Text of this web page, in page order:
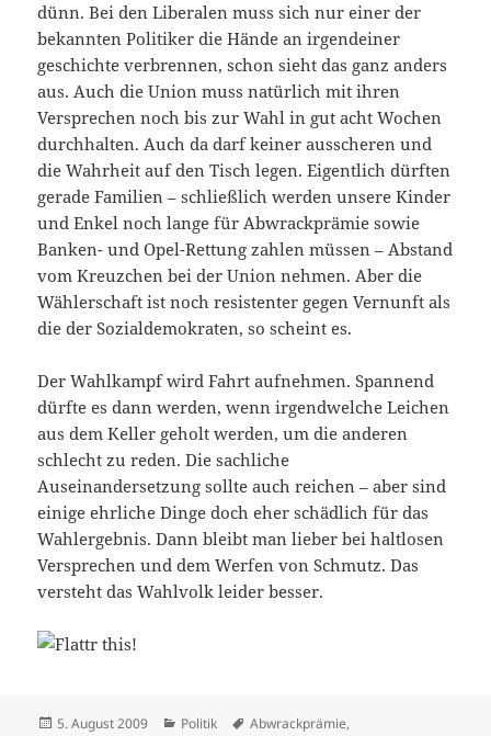
dünn. Bei den Liberalen muss sich nur einer der
bekannten Politiker die Hände an irgendeiner
geschichte verbrennen, schon sieht das ganz anders
aus. Auch die Union muss natürlich mit ihren
Versprechen noch bis zur Wahl in gut acht Wochen
durchhalten. Auch da darf keiner ausscheren und
die Wahrheit auf den Tisch legen. Eigentlich dürften
gerade Familien – schließlich werden unsere Kinder
und Enkel noch lange für Abwrackprämie sowie
Banken- und Opel-Rettung zahlen müssen – Abstand
vom Kreuzchen bei der Union nehmen. Aber die
Wählerschaft ist noch resistenter gegen Vernunft als
die der Sozialdemokraten, so scheint es.
Der Wahlkampf wird Fahrt aufnehmen. Spannend
dürfte es dann werden, wenn irgendwelche Leichen
aus dem Keller geholt werden, um die anderen
schlecht zu reden. Die sachliche
Auseinandersetzung sollte auch reichen – aber sind
einige ehrliche Dinge doch eher schädlich für das
Wahlergebnis. Dann bleibt man lieber bei haltlosen
Versprechen und dem Werfen von Schmutz. Das
versteht das Wahlvolk leider besser.
Veröffentlicht
5. August 2009 Kategorien
Politik Schlagwörter
Abwrackprämie,